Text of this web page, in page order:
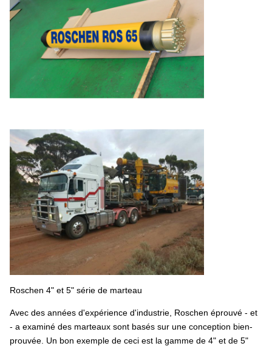
Roschen 4" et 5" série de marteau
Avec des années d'expérience d'industrie, Roschen éprouvé - et
- a examiné des marteaux sont basés sur une conception bien-
prouvée. Un bon exemple de ceci est la gamme de 4" et de 5"